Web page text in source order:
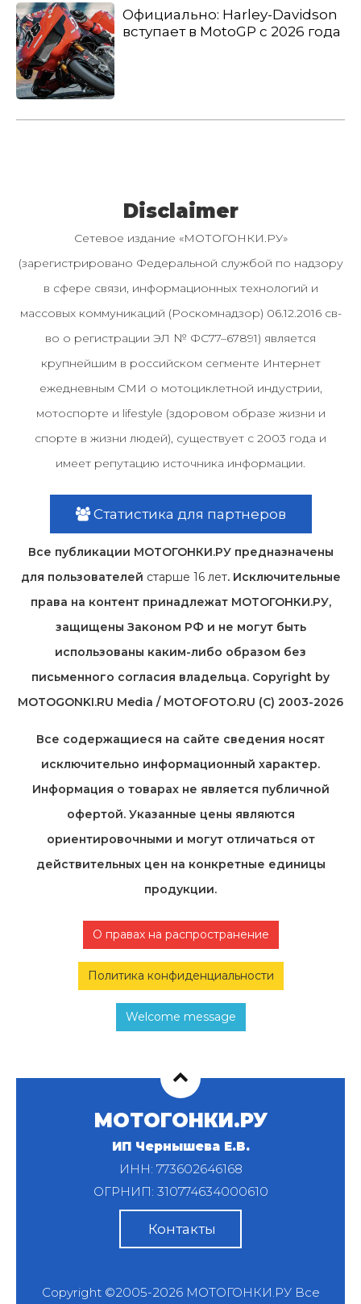
Официально: Harley-Davidson
вступает в MotoGP с 2026 года
Disclaimer
Сетевое издание «МОТОГОНКИ.РУ»
(зарегистрировано Федеральной службой по надзору
в сфере связи, информационных технологий и
массовых коммуникаций (Роскомнадзор) 06.12.2016 св-
во о регистрации ЭЛ № ФС77–67891) является
крупнейшим в российском сегменте Интернет
ежедневным СМИ о мотоциклетной индустрии,
мотоспорте и lifestyle (здоровом образе жизни и
спорте в жизни людей), существует с 2003 года и
имеет репутацию источника информации.
Статистика для партнеров
Все публикации МОТОГОНКИ.РУ предназначены
для пользователей старше 16 лет. Исключительные
права на контент принадлежат МОТОГОНКИ.РУ,
защищены Законом РФ и не могут быть
использованы каким-либо образом без
письменного согласия владельца. Copyright by
MOTOGONKI.RU Media / MOTOFOTO.RU (C) 2003-2026
Все содержащиеся на cайте сведения носят
исключительно информационный характер.
Информация о товарах не является публичной
офертой. Указанные цены являются
ориентировочными и могут отличаться от
действительных цен на конкретные единицы
продукции.
О правах на распространение
Политика конфиденциальности
Welcome message
МОТОГОНКИ.РУ
ИП Чернышева Е.В.
ИНН: 773602646168
ОГРНИП: 310774634000610
Контакты
Copyright ©2005-2026 МОТОГОНКИ.РУВсе